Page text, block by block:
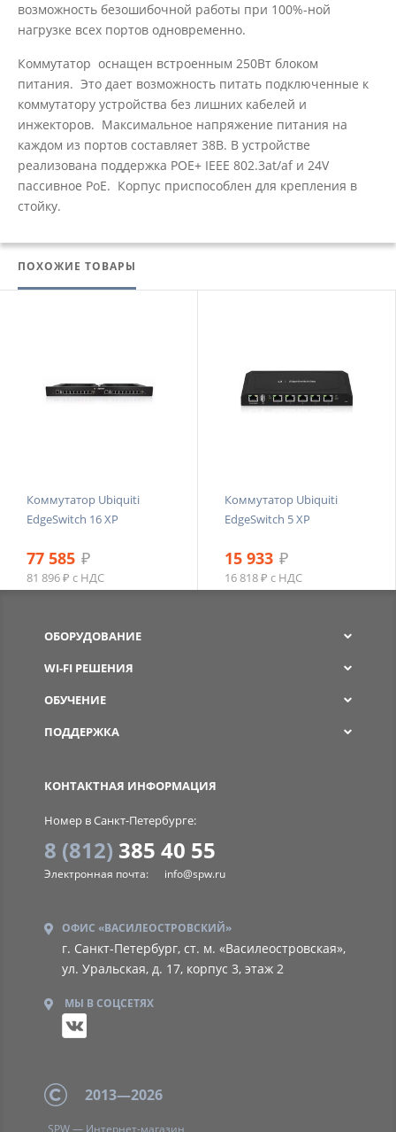
возможность безошибочной работы при 100%-ной
нагрузке всех портов одновременно.
Коммутатор оснащен встроенным 250Вт блоком
питания. Это дает возможность питать подключенные к
коммутатору устройства без лишних кабелей и
инжекторов. Максимальное напряжение питания на
каждом из портов составляет 38В. В устройстве
реализована поддержка POE+ IEEE 802.3at/af и 24V
пассивное PoE. Корпус приспособлен для крепления в
стойку.
ПОХОЖИЕ ТОВАРЫ
Коммутатор Ubiquiti
EdgeSwitch 16 XP
77 585 ₽
81 896 ₽ с НДС
Коммутатор Ubiquiti
EdgeSwitch 5 XP
15 933 ₽
16 818 ₽ с НДС
КОНТАКТНАЯ ИНФОРМАЦИЯ
Номер в Санкт-Петербурге:
8 (812) 385 40 55
Электронная почта: info@spw.ru
ОФИС «ВАСИЛЕОСТРОВСКИЙ»
г. Санкт-Петербург, ст. м. «Василеостровская»,
ул. Уральская, д. 17, корпус 3, этаж 2
МЫ В СОЦСЕТЯХ
ОБОРУДОВАНИЕ
WI-FI РЕШЕНИЯ
ОБУЧЕНИЕ
ПОДДЕРЖКА
2013—2026
SPW — Интернет-магазин